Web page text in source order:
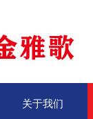
关于我们